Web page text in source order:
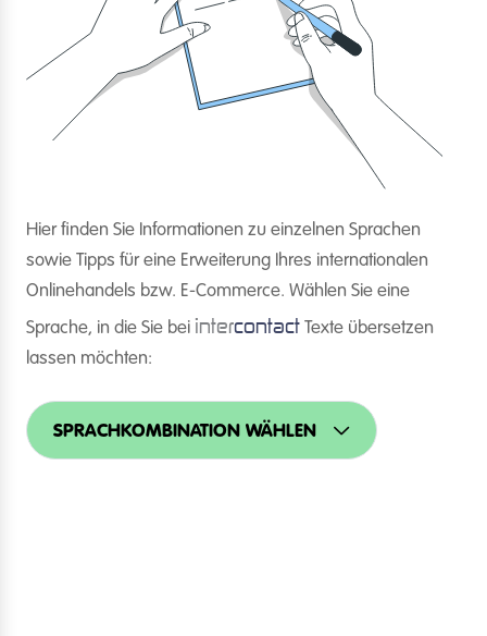
Hier finden Sie Informationen zu einzelnen Sprachen
sowie Tipps für eine Erweiterung Ihres internationalen
Onlinehandels bzw. E-Commerce. Wählen Sie eine
Sprache, in die Sie bei intercontact Texte übersetzen
lassen möchten:
SPRACHKOMBINATION WÄHLEN